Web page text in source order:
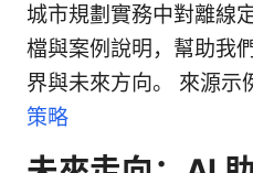
城市規劃實務中對離線
檔與案例說明，幫助我
界與未來方向。 來源示
策略